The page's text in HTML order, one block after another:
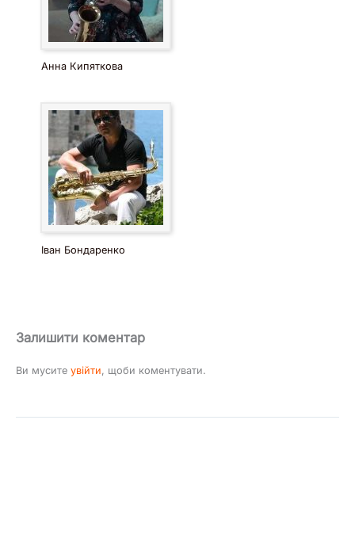
Анна Кипяткова
Іван Бондаренко
Залишити коментар
Ви мусите увійти, щоби коментувати.